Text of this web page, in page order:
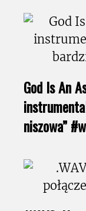
God Is An
niszowa”